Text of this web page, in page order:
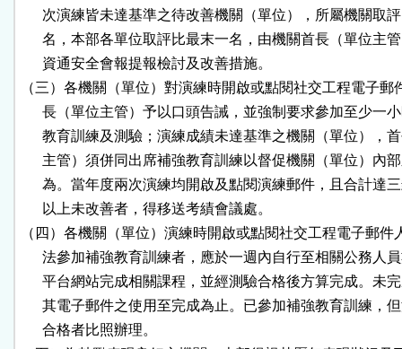
次演練皆未達基準之待改善機關（單位），所屬機關取
名，本部各單位取評比最末一名，由機關首長（單位主
      資通安全會報提報檢討及改善措施。
（三）各機關（單位）對演練時開啟或點閱社交工程電子郵
長（單位主管）予以口頭告誡，並強制要求參加至少一
教育訓練及測驗；演練成績未達基準之機關（單位），
主管）須併同出席補強教育訓練以督促機關（單位）內
為。當年度兩次演練均開啟及點閱演練郵件，且合計達
      以上未改善者，得移送考績會議處。
（四）各機關（單位）演練時開啟或點閱社交工程電子郵件
法參加補強教育訓練者，應於一週內自行至相關公務人
平台網站完成相關課程，並經測驗合格後方算完成。未
其電子郵件之使用至完成為止。已參加補強教育訓練，
      合格者比照辦理。